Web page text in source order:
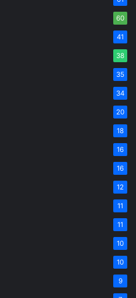
60
41
38
35
34
20
18
16
16
12
11
11
10
10
9